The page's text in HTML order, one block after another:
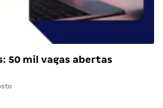
50 mil vagas abertas